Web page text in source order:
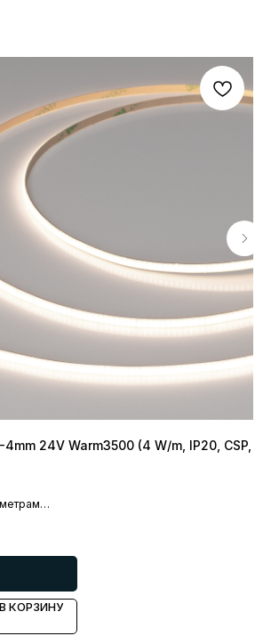
24V Warm3500 (4 W/m, IP20, CSP,
В КОРЗИНУ